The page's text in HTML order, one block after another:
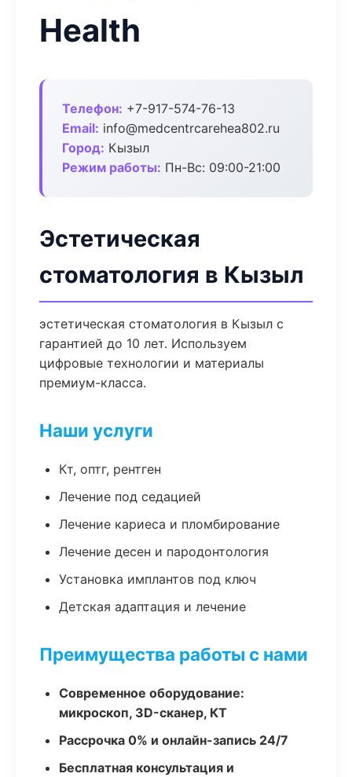
Health
Телефон: +7-917-574-76-13
Email: info@medcentrcarehea802.ru
Город: Кызыл
Режим работы: Пн-Вс: 09:00-21:00
Эстетическая
стоматология в Кызыл
эстетическая стоматология в Кызыл с
гарантией до 10 лет. Используем
цифровые технологии и материалы
премиум-класса.
Наши услуги
Кт, оптг, рентген
Лечение под седацией
Лечение кариеса и пломбирование
Лечение десен и пародонтология
Установка имплантов под ключ
Детская адаптация и лечение
Преимущества работы с нами
Современное оборудование:
микроскоп, 3D-сканер, КТ
Рассрочка 0% и онлайн-запись 24/7
Бесплатная консультация и